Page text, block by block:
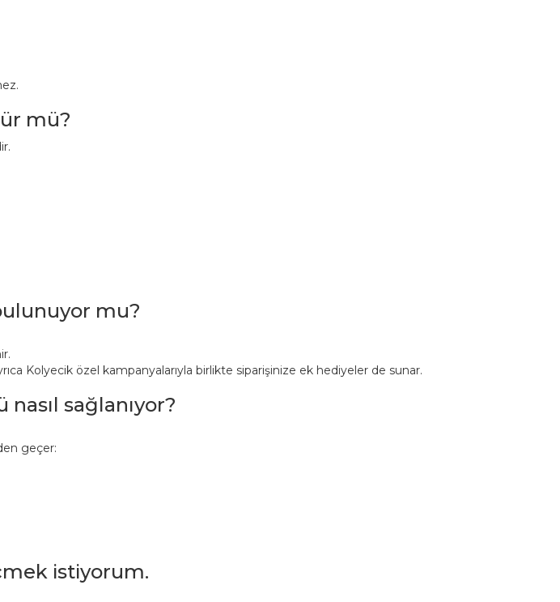
mü?
mu?
Kolyecik özel kampanyalarıyla birlikte siparişinize ek hediyeler de sunar.
sağlanıyor?
geçer:
istiyorum.